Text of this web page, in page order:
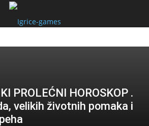
PROLEĆNI HOROSKOP .
velikih životnih pomaka i